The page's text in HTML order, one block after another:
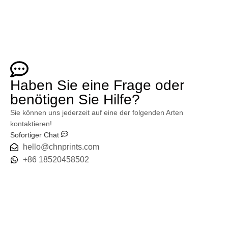
Haben Sie eine Frage oder
benötigen Sie Hilfe?
Sie können uns jederzeit auf eine der folgenden Arten
kontaktieren!
Sofortiger Chat
hello@chnprints.com
+86 18520458502